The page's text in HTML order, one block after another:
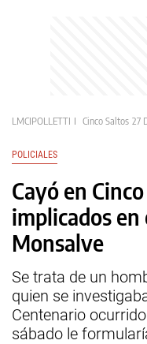
LMCIPOLLETTI Cinco Saltos 27
POLICIALES
Cayó en
implicados en
Monsalve
Se trata de un
quien se
Centenario
sábado le